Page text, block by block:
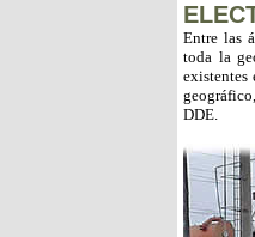
Entre las
toda la
existentes
DDE.